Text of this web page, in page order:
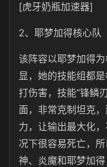
[虎牙奶瓶加速器]
2、耶梦加得核心队
该阵容以耶梦加得
显，她的技能组都
打伤害，技能“锋鳞
面，非常克制坦克
力，让输出最大化
况下很容易死亡，
神、炎魔和耶梦加得